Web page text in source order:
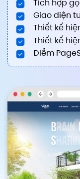
Tích hợp
Giao diện
Thiết kế
Thiết kế
Điểm